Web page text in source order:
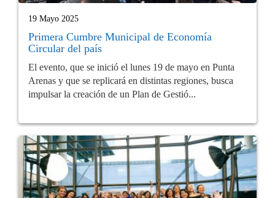
19 Mayo 2025
Primera Cumbre Municipal de Economía
Circular del país
El evento, que se inició el lunes 19 de mayo en Punta
Arenas y que se replicará en distintas regiones, busca
impulsar la creación de un Plan de Gestió...